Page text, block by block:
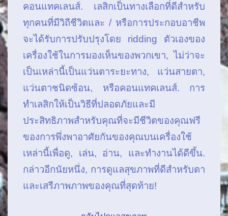
คอนแทคเลนส์. เลสิกเป็นทางเลือกที่ดีสำหรับ
ทุกคนที่มีวิถีชีวิตและ / หรือการประกอบอาชีพ
จะได้รับการปรับปรุงโดย ridding ตัวเองของ
เครื่องใช้ในการมองเห็นของพวกเขา, ไม่ว่าจะ
เป็นเหล่านี้เป็นแว่นตาระยะทาง, แว่นสายตา,
แว่นตาชนิดซ้อน, หรือคอนแทคเลนส์. การ
ทำเลสิกให้เป็นวิธีที่ปลอดภัยและมี
ประสิทธิภาพสำหรับคุณที่จะมีชีวิตของคุณฟรี
ของการพึ่งพาอาศัยกันของคุณบนเครื่องใช้
เหล่านี้เพื่อดู, เล่น, อ่าน, และทำงานได้ดีขึ้น.
กล่าวอีกนัยหนึ่ง, การดูแลสุขภาพที่ดีสำหรับตา
และเสรีภาพภาพของคุณที่สุดท้าย!